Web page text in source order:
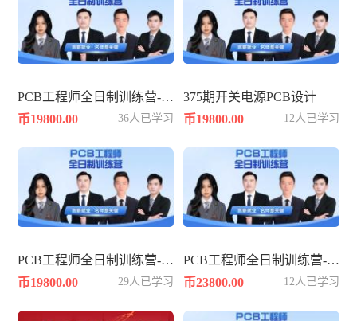
PCB工程师全日制训练营-361期
币19800.00
36人已学习
375期开关电源PCB设计
币19800.00
12人已学习
PCB工程师全日制训练营-362期
币19800.00
29人已学习
PCB工程师全日制训练营-383期
币23800.00
12人已学习